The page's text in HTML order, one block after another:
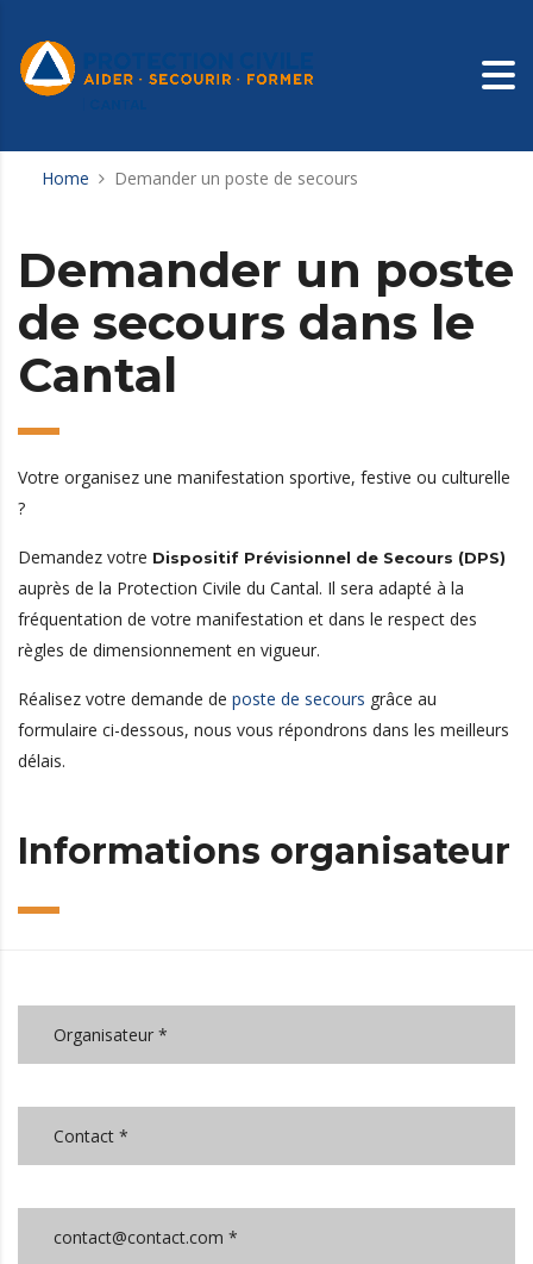
Home Demander un poste de secours
Demander un poste
de secours dans le
Cantal
Votre organisez une manifestation sportive, festive ou culturelle
?
Demandez votre Dispositif Prévisionnel de Secours (DPS)
auprès de la Protection Civile du Cantal. Il sera adapté à la
fréquentation de votre manifestation et dans le respect des
règles de dimensionnement en vigueur.
Réalisez votre demande de poste de secours grâce au
formulaire ci-dessous, nous vous répondrons dans les meilleurs
délais.
Informations organisateur